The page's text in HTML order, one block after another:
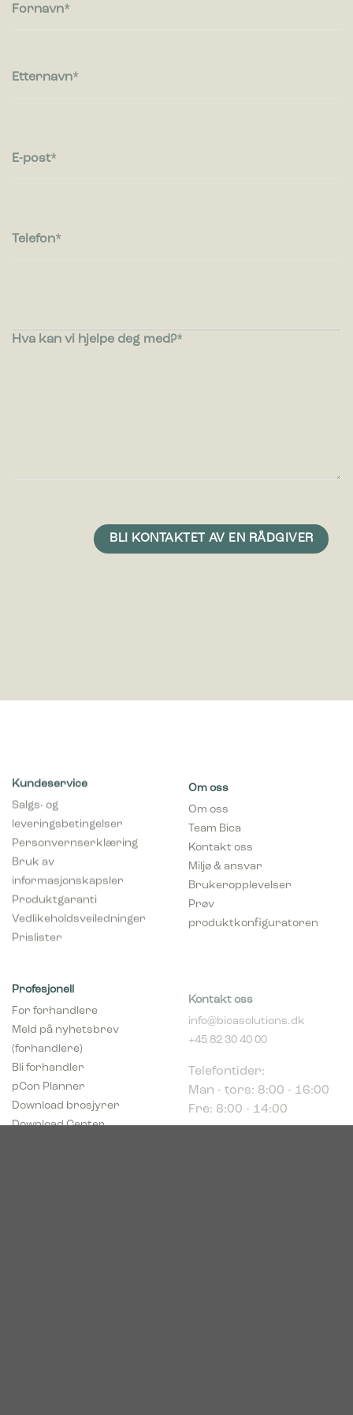
rapportere informasjon anonymt.
Markedsførings-cookies brukes til å spore besøkende på
Fornavn
Etternavn
E-post
Telefon
Hva kan vi hjelpe deg med?
Kundeservice
Salgs- og
leveringsbetingelser
Personvernserklæring
Bruk av
informasjonskapsler
Produktgaranti
Vedlikeholdsveiledninger
Prislister
Om oss
Om oss
Team Bica
Kontakt oss
Miljø & ansvar
Brukeropplevelser
Prøv
produktkonfiguratoren
Profesjonell
Meld på nyhetsbrev
+45 82 30 40 00
Man - tors: 8:00 - 16:00
Fre: 8:00 - 14:00
Norge